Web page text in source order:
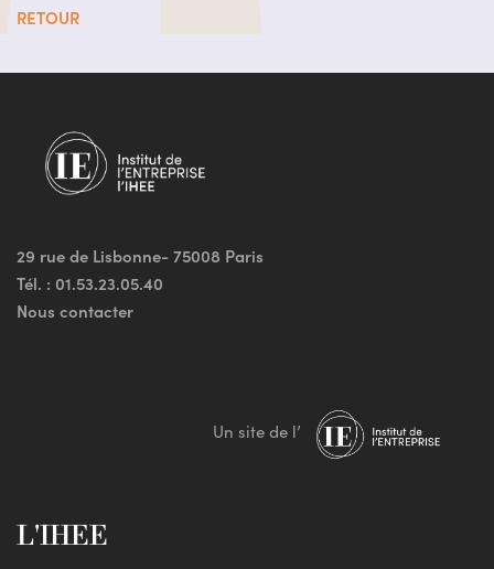
RETOUR
29 rue de Lisbonne- 75008 Paris
Tél. : 01.53.23.05.40
Nous contacter
L'IHEE
Un site de l’